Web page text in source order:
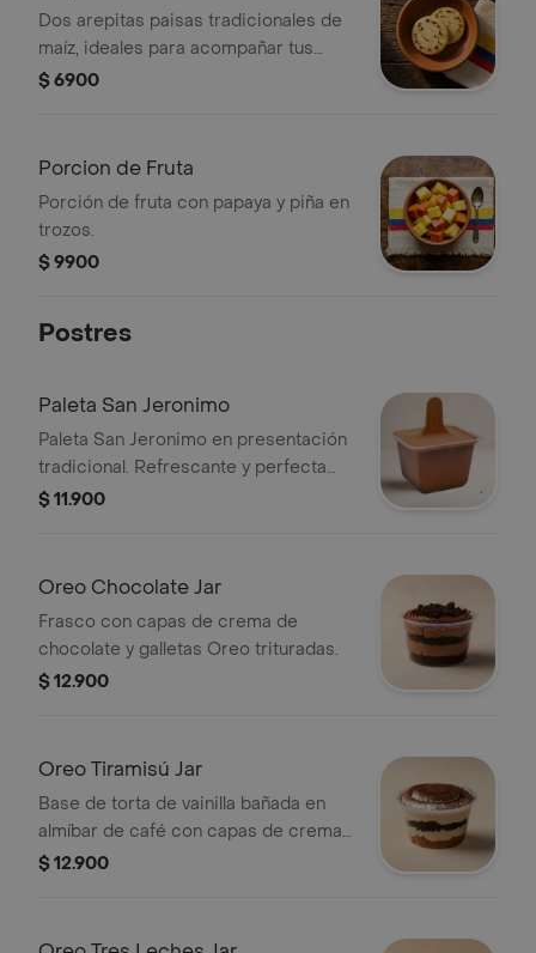
Dos arepitas paisas tradicionales de
maíz, ideales para acompañar tus
comidas.
$ 6900
Porcion de Fruta
Porción de fruta con papaya y piña en
trozos.
$ 9900
Postres
Paleta San Jeronimo
Paleta San Jeronimo en presentación
tradicional. Refrescante y perfecta
para cualquier momento.
$ 11.900
Oreo Chocolate Jar
Frasco con capas de crema de
chocolate y galletas Oreo trituradas.
$ 12.900
Oreo Tiramisú Jar
Base de torta de vainilla bañada en
almíbar de café con capas de crema
de tiramisú y Oreo.
$ 12.900